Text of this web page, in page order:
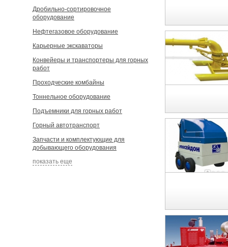
Дробильно-сортировочное
оборудование
Нефтегазовое оборудование
Карьерные экскаваторы
Конвейеры и транспортеры для горных
работ
Проходческие комбайны
Тоннельное оборудование
Подъемники для горных работ
Горный автотранспорт
Запчасти и комплектующие для
добывающего оборудования
показать еще